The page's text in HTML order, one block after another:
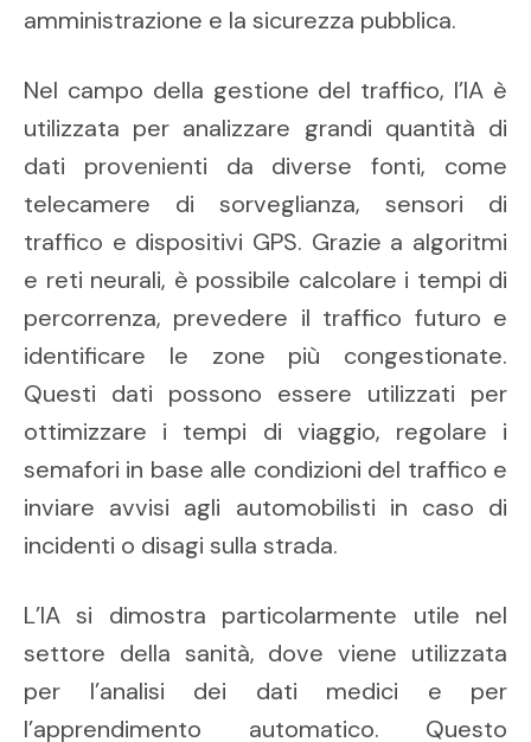
amministrazione e la sicurezza pubblica.
Nel campo della gestione del traffico, l’IA è
utilizzata per analizzare grandi quantità di
dati provenienti da diverse fonti, come
telecamere di sorveglianza, sensori di
traffico e dispositivi GPS. Grazie a algoritmi
e reti neurali, è possibile calcolare i tempi di
percorrenza, prevedere il traffico futuro e
identificare le zone più congestionate.
Questi dati possono essere utilizzati per
ottimizzare i tempi di viaggio, regolare i
semafori in base alle condizioni del traffico e
inviare avvisi agli automobilisti in caso di
incidenti o disagi sulla strada.
L’IA si dimostra particolarmente utile nel
settore della sanità, dove viene utilizzata
per l’analisi dei dati medici e per
l’apprendimento automatico. Questo